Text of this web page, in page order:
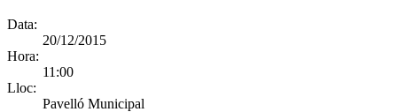
Data:
20/12/2015
Hora:
11:00
Lloc:
Pavelló Municipal